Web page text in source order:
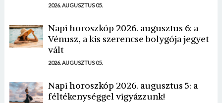
2026. AUGUSZTUS 05.
Napi horoszkóp 2026. augusztus 6: a
Vénusz, a kis szerencse bolygója jegyet
vált
2026. AUGUSZTUS 05.
Napi horoszkóp 2026. augusztus 5: a
féltékenységgel vigyázzunk!